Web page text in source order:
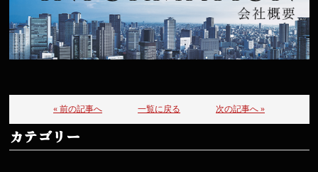
« 前の記事へ 一覧に戻る 次の記事へ »
カテゴリー